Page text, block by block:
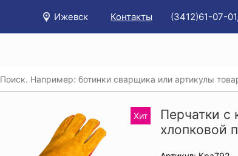
Ижевск Контакты (3412)61-07-
Перчатки с крагой РУССКИЕ ЛЬВЫ® спилковые с
Хит
Перчатки
хлопковой